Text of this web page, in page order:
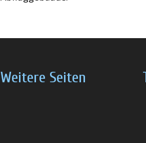
Weitere Seiten